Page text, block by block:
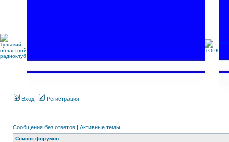
Вход Регистрация
Сообщения без ответов | Активные темы
Список форумов